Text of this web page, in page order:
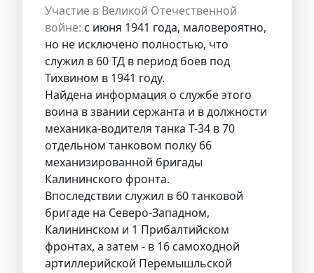
Участие в Великой Отечественной
войне: с июня 1941 года, маловероятно,
но не исключено полностью, что
служил в 60 ТД в период боев под
Тихвином в 1941 году.
Найдена информация о службе этого
воина в звании сержанта и в должности
механика-водителя танка Т-34 в 70
отдельном танковом полку 66
механизированной бригады
Калининского фронта.
Впоследствии служил в 60 танковой
бригаде на Северо-Западном,
Калининском и 1 Прибалтийском
фронтах, а затем - в 16 самоходной
артиллерийской Перемышльской